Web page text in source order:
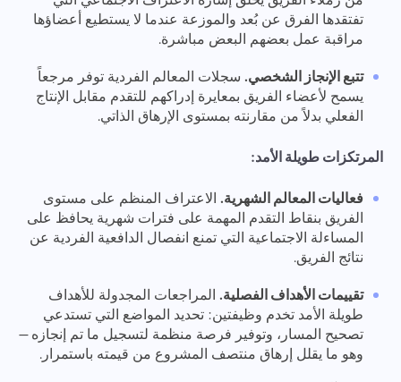
تفتقدها الفرق عن بُعد والموزعة عندما لا يستطيع أعضاؤها
مراقبة عمل بعضهم البعض مباشرة.
تتبع الإنجاز الشخصي.سجلات المعالم الفردية توفر مرجعاً
يسمح لأعضاء الفريق بمعايرة إدراكهم للتقدم مقابل الإنتاج
الفعلي بدلاً من مقارنته بمستوى الإرهاق الذاتي.
المرتكزات طويلة الأمد:
فعاليات المعالم الشهرية.الاعتراف المنظم على مستوى
الفريق بنقاط التقدم المهمة على فترات شهرية يحافظ على
المساءلة الاجتماعية التي تمنع انفصال الدافعية الفردية عن
نتائج الفريق.
تقييمات الأهداف الفصلية.المراجعات المجدولة للأهداف
طويلة الأمد تخدم وظيفتين: تحديد المواضع التي تستدعي
تصحيح المسار، وتوفير فرصة منظمة لتسجيل ما تم إنجازه —
وهو ما يقلل إرهاق منتصف المشروع من قيمته باستمرار.